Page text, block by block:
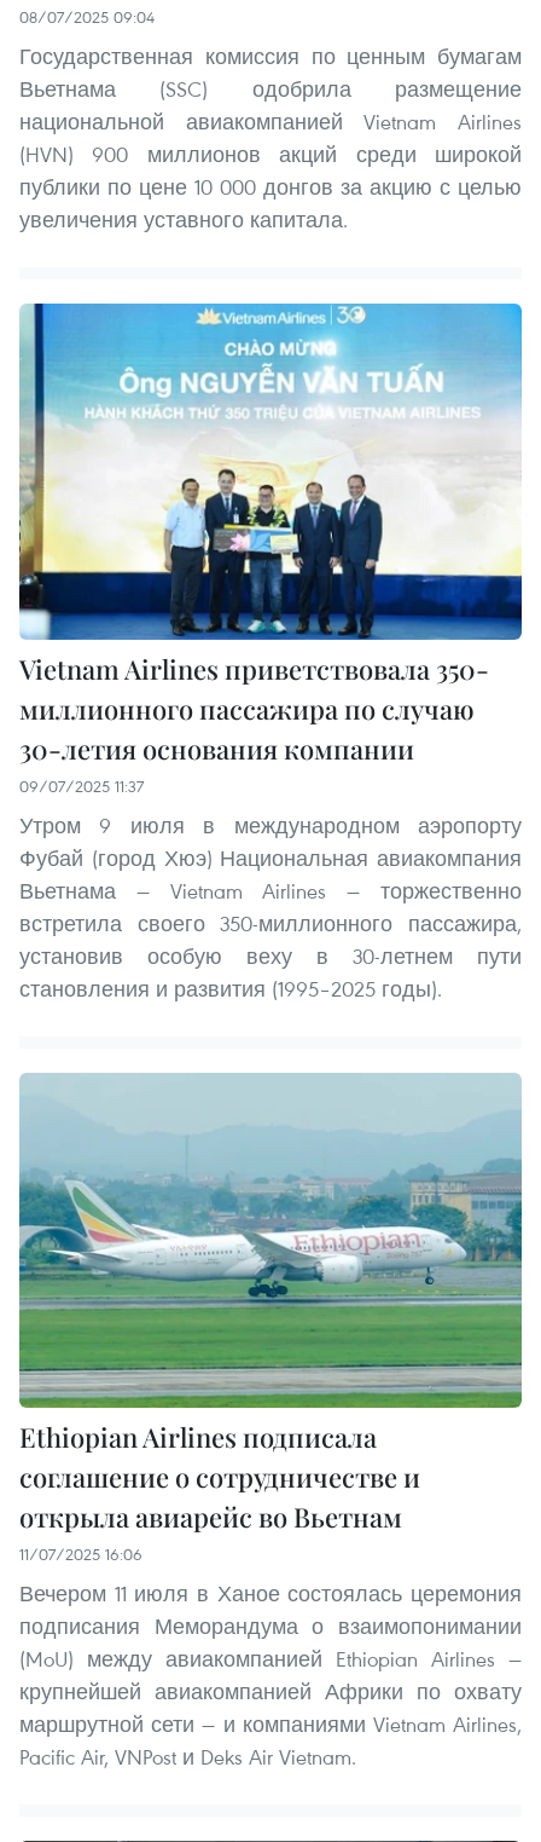
08/07/2025 09:04
Государственная комиссия по ценным бумагам
Вьетнама (SSC) одобрила размещение
национальной авиакомпанией Vietnam Airlines
(HVN) 900 миллионов акций среди широкой
публики по цене 10 000 донгов за акцию с целью
увеличения уставного капитала.
Vietnam Airlines приветствовала 350-
миллионного пассажира по случаю
30-летия основания компании
09/07/2025 11:37
Утром 9 июля в международном аэропорту
Фубай (город Хюэ) Национальная авиакомпания
Вьетнама — Vietnam Airlines — торжественно
встретила своего 350-миллионного пассажира,
установив особую веху в 30-летнем пути
становления и развития (1995–2025 годы).
Ethiopian Airlines подписала
соглашение о сотрудничестве и
открыла авиарейс во Вьетнам
11/07/2025 16:06
Вечером 11 июля в Ханое состоялась церемония
подписания Меморандума о взаимопонимании
(MoU) между авиакомпанией Ethiopian Airlines —
крупнейшей авиакомпанией Африки по охвату
маршрутной сети — и компаниями Vietnam Airlines,
Pacific Air, VNPost и Deks Air Vietnam.